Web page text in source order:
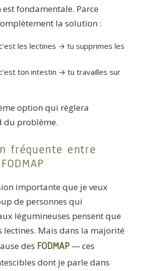
fondamentale. Parce
la solution :
les lectines → tu supprimes les
ton intestin → tu travailles sur
option qui règlera
du problème.
fréquente entre
importante que je veux
de personnes qui
légumineuses pensent que
lectines. Mais dans la majorité
des FODMAP — ces
dont je parle dans